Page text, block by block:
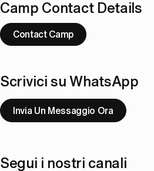
Camp Contact Details
Contact Camp
Scrivici su WhatsApp
Invia Un Messaggio Ora
Segui i nostri canali